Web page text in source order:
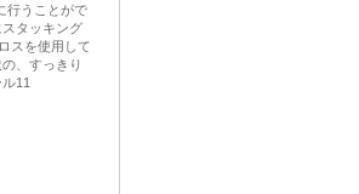
行うことがで
タッキング
スを使用して
、すっきり
11